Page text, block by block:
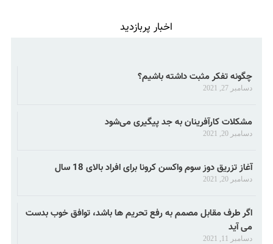
اخبار پربازدید
چگونه تفکر مثبت داشته باشیم؟
دسامبر 27, 2021
مشکلات کارآفرینان به جد پیگیری می‌شود
دسامبر 20, 2021
آغاز تزریق دوز سوم واکسن کرونا برای افراد بالای 18 سال
دسامبر 20, 2021
اگر طرف مقابل مصمم به رفع تحریم ها باشد، توافق خوب بدست
می آید
دسامبر 11, 2021